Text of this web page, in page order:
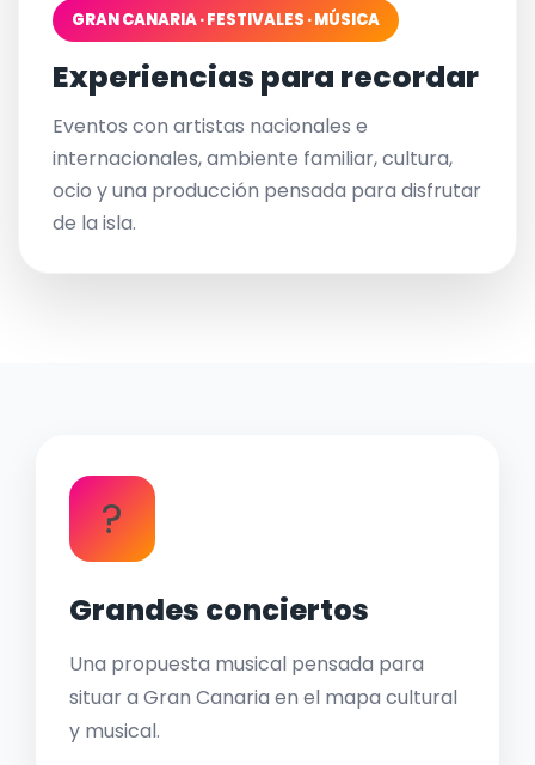
GRAN CANARIA · FESTIVALES · MÚSICA
Experiencias para recordar
Eventos con artistas nacionales e
internacionales, ambiente familiar, cultura,
ocio y una producción pensada para disfrutar
de la isla.
?
Grandes conciertos
Una propuesta musical pensada para
situar a Gran Canaria en el mapa cultural
y musical.